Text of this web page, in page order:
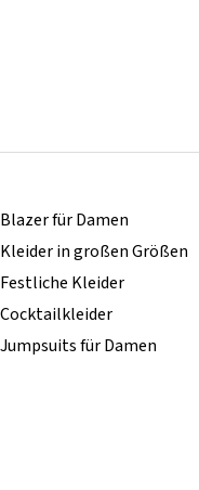
Blazer für Damen
Kleider in großen Größen
Festliche Kleider
Cocktailkleider
Jumpsuits für Damen